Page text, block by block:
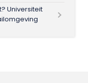
Universiteit